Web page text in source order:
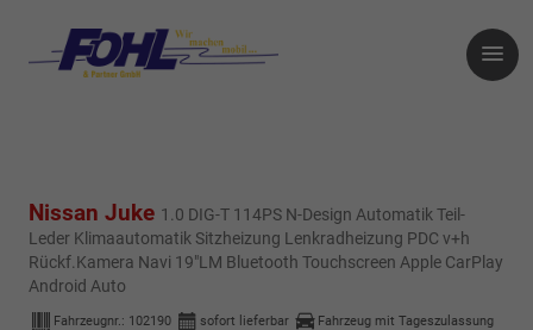
Nissan Juke 1.0 DIG-T 114PS N-Design Automatik Teil-
Leder Klimaautomatik Sitzheizung Lenkradheizung PDC v+h
Rückf.Kamera Navi 19"LM Bluetooth Touchscreen Apple CarPlay
Android Auto
Fahrzeugnr.: 102190 sofort lieferbar
Fahrzeug mit Tageszulassung